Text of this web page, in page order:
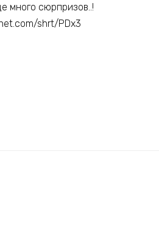
много сюрпризов..!
shrt/PDx3